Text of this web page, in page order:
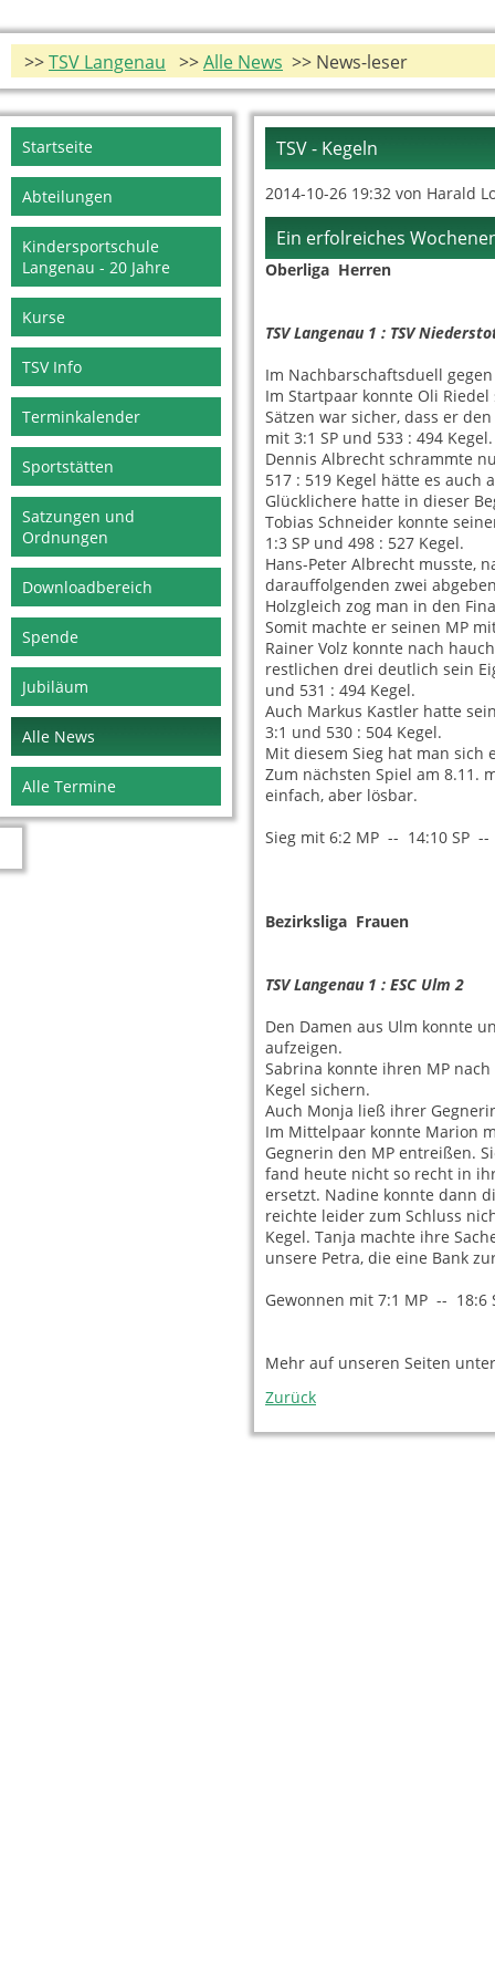
>>TSV Langenau >>Alle News >> News-leser
TSV - Kegeln
2014-10-26 19:32 von Harald
Ein erfolreiches
Oberliga Herren
TSV Langenau 1 : TSV
Im Nachbarschaftsduell
Im Startpaar konnte Oli
Sätzen war sicher, dass er
mit 3:1 SP und 533 : 494 Kegel.
Dennis Albrecht schrammte
517 : 519 Kegel hätte es auch
Glücklichere hatte in dieser
Tobias Schneider konnte
1:3 SP und 498 : 527 Kegel.
Hans-Peter Albrecht musste,
darauffolgenden zwei
Holzgleich zog man in den
Somit machte er seinen MP
Rainer Volz konnte nach
restlichen drei deutlich sein
und 531 : 494 Kegel.
Auch Markus Kastler hatte
3:1 und 530 : 504 Kegel.
Mit diesem Sieg hat man sich
Zum nächsten Spiel am 8.11.
einfach, aber lösbar.
Sieg mit 6:2 MP -- 14:10 SP
Bezirksliga Frauen
TSV Langenau 1 : ESC Ulm 2
Den Damen aus Ulm konnte
aufzeigen.
Sabrina konnte ihren MP
Kegel sichern.
Auch Monja ließ ihrer
Im Mittelpaar konnte Marion
Gegnerin den MP entreißen.
fand heute nicht so recht in
ersetzt. Nadine konnte dann
reichte leider zum Schluss
Kegel. Tanja machte ihre
unsere Petra, die eine Bank
Gewonnen mit 7:1 MP --
Mehr auf unseren Seiten
Zurück
Navigation
überspringen
Startseite
Abteilungen
Kindersportschule
Langenau - 20 Jahre
Kurse
TSV Info
Terminkalender
Sportstätten
Satzungen und
Ordnungen
Downloadbereich
Spende
Jubiläum
Alle News
Alle Termine